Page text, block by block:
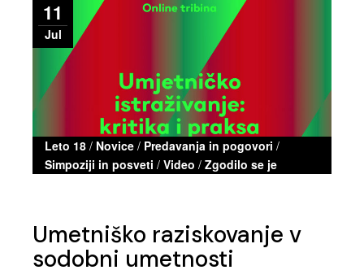
11
Jul
Leto 18 / Novice / Predavanja in pogovori /
Simpoziji in posveti /Video /Zgodilo se je
Umetniško raziskovanje v
sodobni umetnosti